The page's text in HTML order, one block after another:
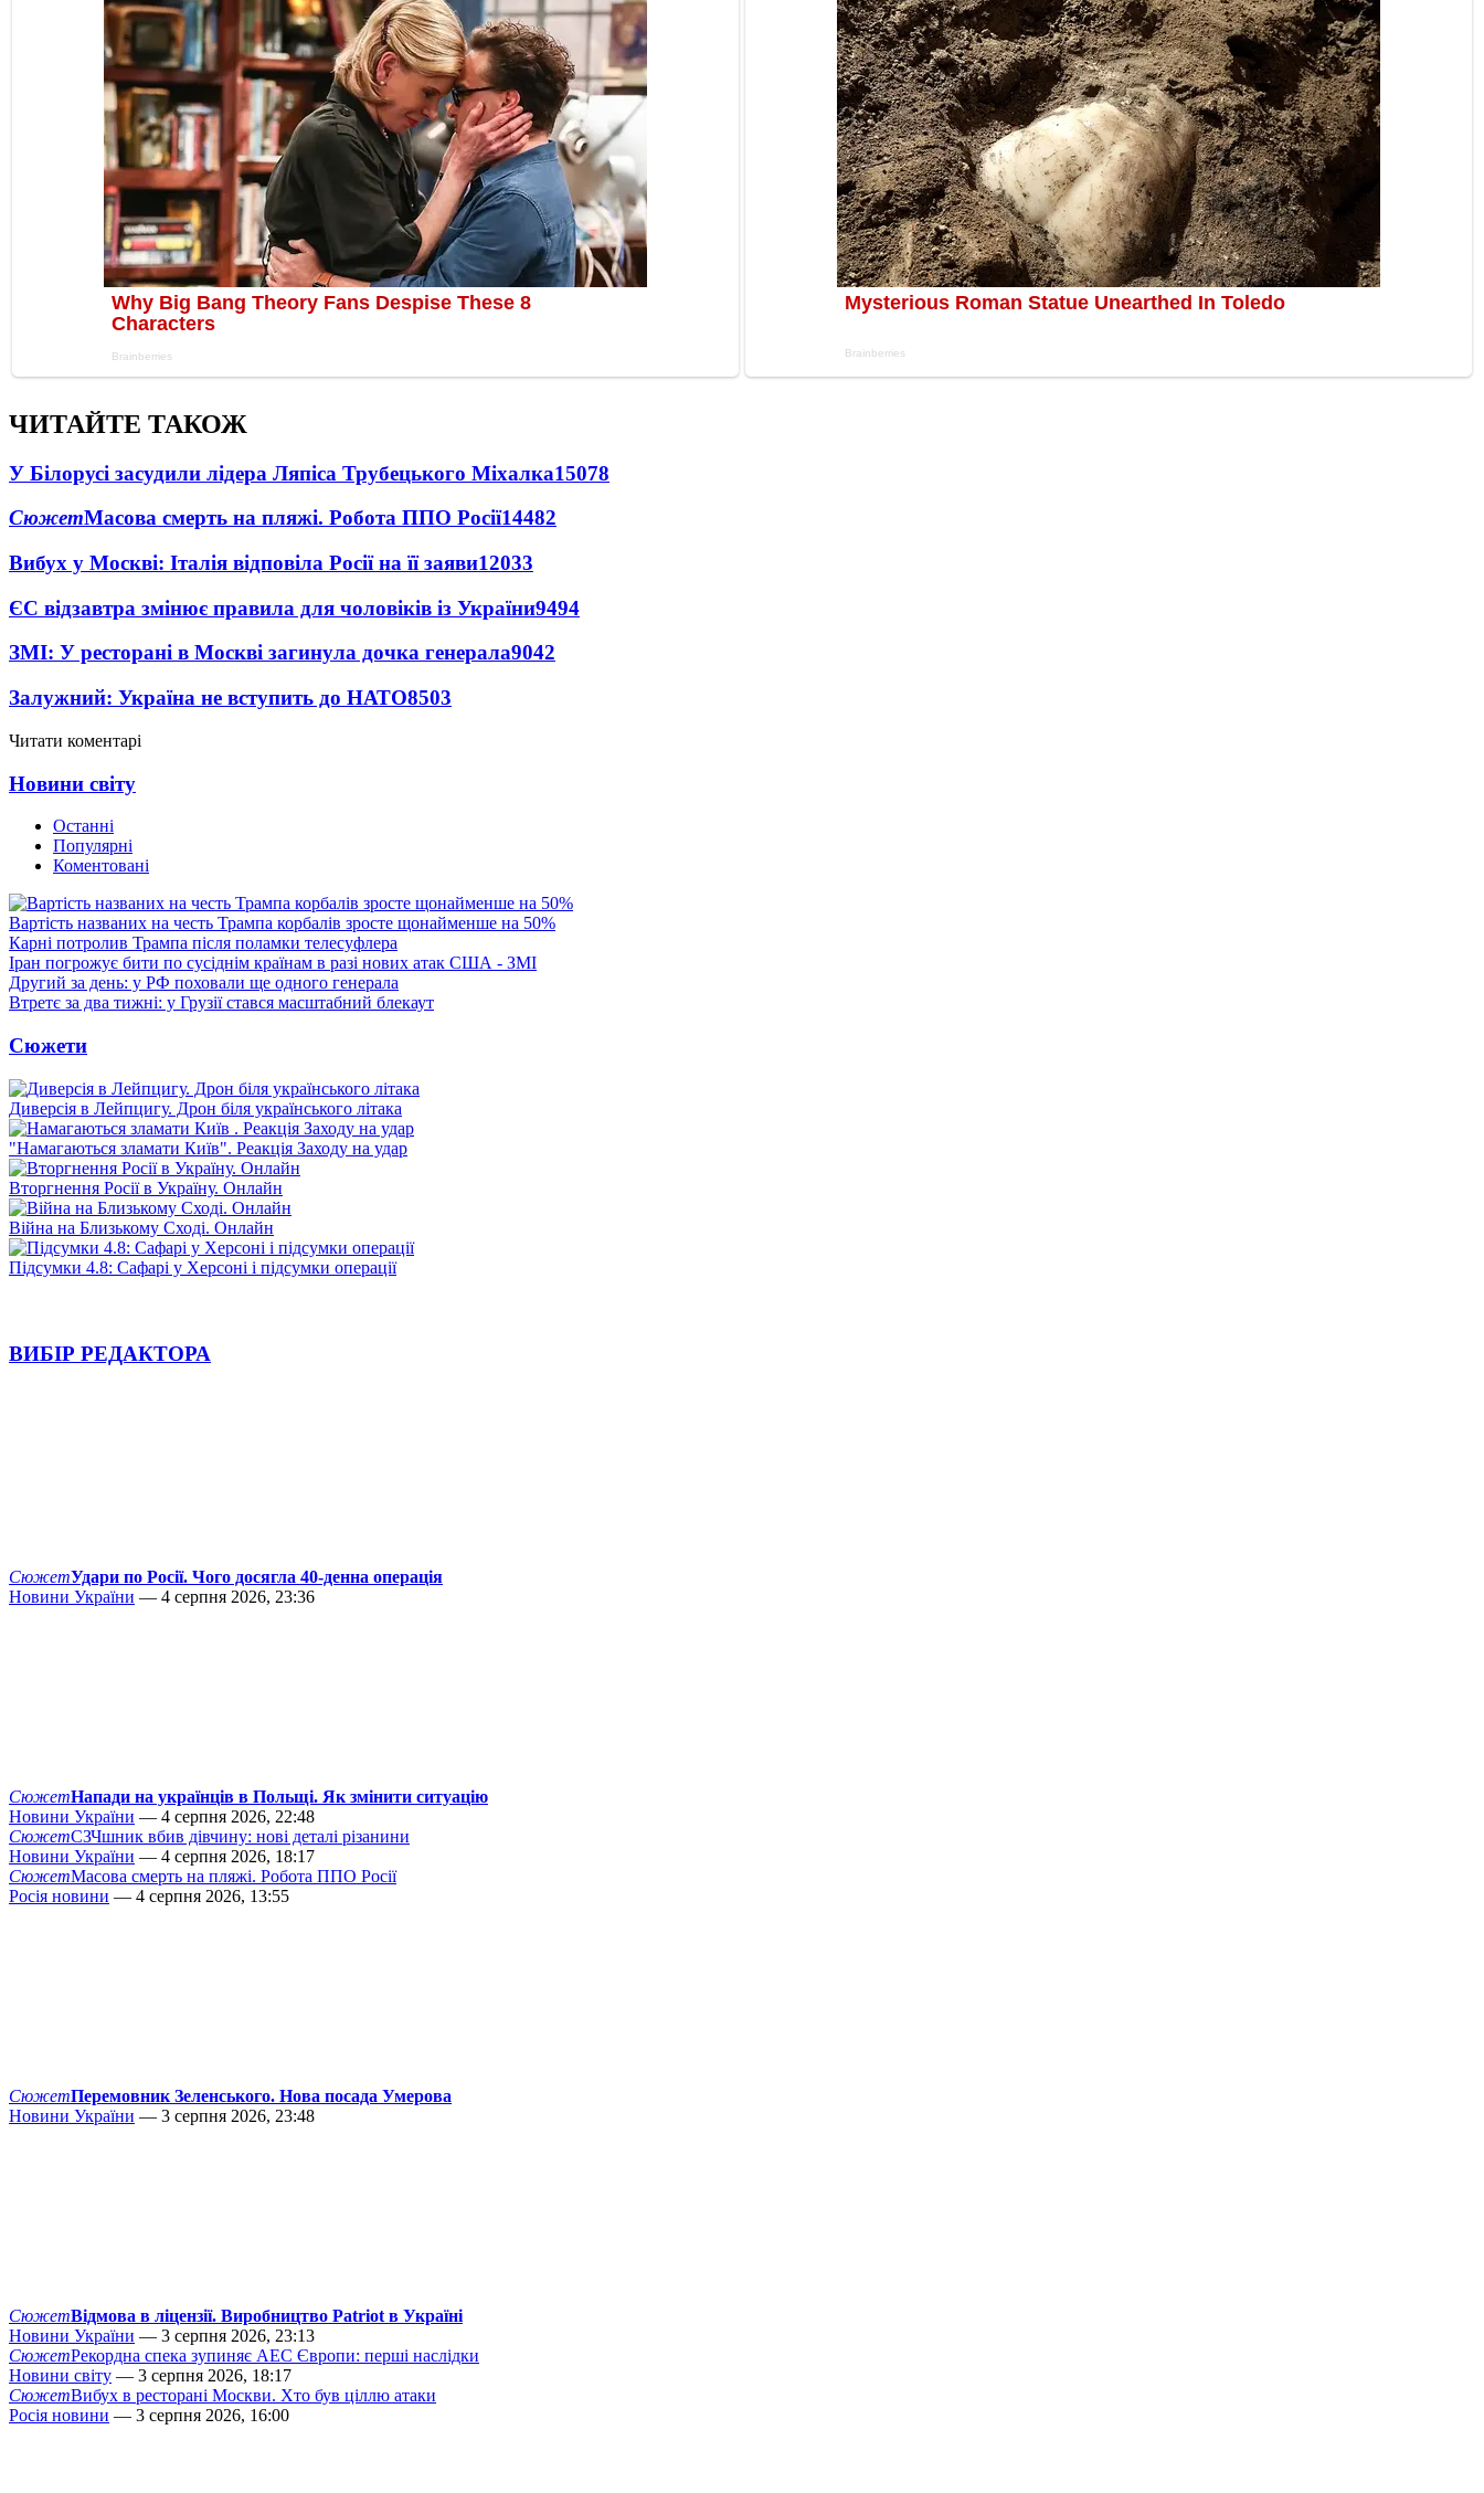
ЧИТАЙТЕ ТАКОЖ
У Білорусі засудили лідера Ляпіса Трубецького Міхалка15078
СюжетМасова смерть на пляжі. Робота ППО Росії14482
Вибух у Москві: Італія відповіла Росії на її заяви12033
ЄС відзавтра змінює правила для чоловіків із України9494
ЗМІ: У ресторані в Москві загинула дочка генерала9042
Залужний: Україна не вступить до НАТО8503
Читати коментарі
Новини світу
Останні
Популярні
Коментовані
Вартість названих на честь Трампа корбалів зросте щонайменше на 50%
Карні потролив Трампа після поламки телесуфлера
Іран погрожує бити по сусіднім країнам в разі нових атак США - ЗМІ
Другий за день: у РФ поховали ще одного генерала
Втретє за два тижні: у Грузії стався масштабний блекаут
Сюжети
Диверсія в Лейпцигу. Дрон біля українського літака
"Намагаються зламати Київ". Реакція Заходу на удар
Вторгнення Росії в Україну. Онлайн
Війна на Близькому Сході. Онлайн
Підсумки 4.8: Сафарі у Херсоні і підсумки операції
ВИБІР РЕДАКТОРА
СюжетУдари по Росії. Чого досягла 40-денна операція
Новини України — 4 серпня 2026, 23:36
СюжетНапади на українців в Польщі. Як змінити ситуацію
Новини України — 4 серпня 2026, 22:48
СюжетСЗЧшник вбив дівчину: нові деталі різанини
Новини України — 4 серпня 2026, 18:17
СюжетМасова смерть на пляжі. Робота ППО Росії
Росія новини — 4 серпня 2026, 13:55
СюжетПеремовник Зеленського. Нова посада Умерова
Новини України — 3 серпня 2026, 23:48
СюжетВідмова в ліцензії. Виробництво Patriot в Україні
Новини України — 3 серпня 2026, 23:13
СюжетРекордна спека зупиняє АЕС Європи: перші наслідки
Новини світу — 3 серпня 2026, 18:17
СюжетВибух в ресторані Москви. Хто був ціллю атаки
Росія новини — 3 серпня 2026, 16:00